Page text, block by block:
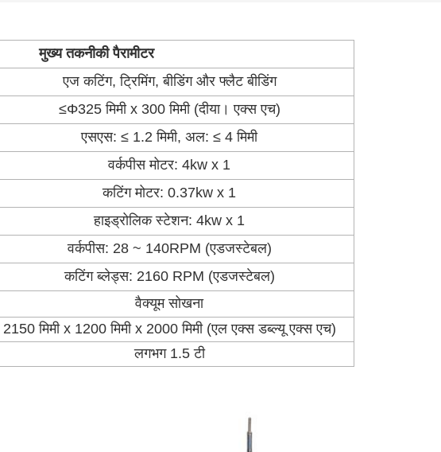
मुख्य तकनीकी पैरामीटर
एज कटिंग, ट्रिमिंग, बीडिंग और फ्लैट बीडिंग
≤Φ325 मिमी x 300 मिमी (दीया। एक्स एच)
एसएस: ≤ 1.2 मिमी, अल: ≤ 4 मिमी
वर्कपीस मोटर: 4kw x 1
कटिंग मोटर: 0.37kw x 1
हाइड्रोलिक स्टेशन: 4kw x 1
वर्कपीस: 28 ~ 140RPM (एडजस्टेबल)
कटिंग ब्लेड्स: 2160 RPM (एडजस्टेबल)
वैक्यूम सोखना
2150 मिमी x 1200 मिमी x 2000 मिमी (एल एक्स डब्ल्यू एक्स एच)
लगभग 1.5 टी